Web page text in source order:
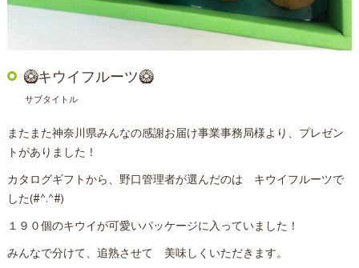
🥝キウイフルーツ🥝
サブタイトル
またまた神奈川県みんなの感謝お届け事業事務局様より、プレゼン
トがありました！
カタログギフトから、野口管理者が選んだのは キウイフルーツで
した(#^.^#)
１９０個のキウイが可愛いパッケージに入っていました！
みんなで分けて、追熟させて 美味しくいただきます。